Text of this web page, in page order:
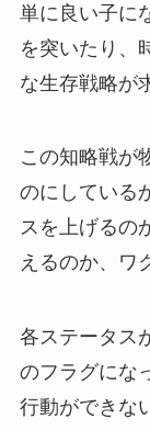
単に良い子に
を突いたり、
な生存戦略が
この知略戦が
のにしている
スを上げるの
えるのか、ワ
各ステータス
のフラグにな
行動ができな